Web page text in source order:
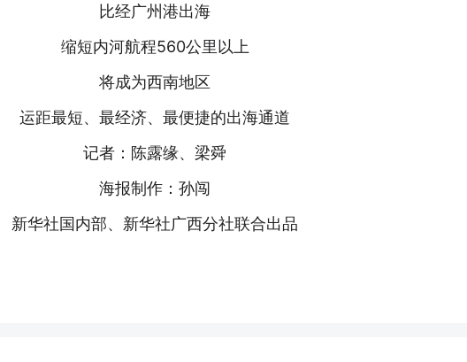
比经广州港出海
缩短内河航程560公里以上
将成为西南地区
运距最短、最经济、最便捷的出海通道
记者：陈露缘、梁舜
海报制作：孙闯
新华社国内部、新华社广西分社联合出品